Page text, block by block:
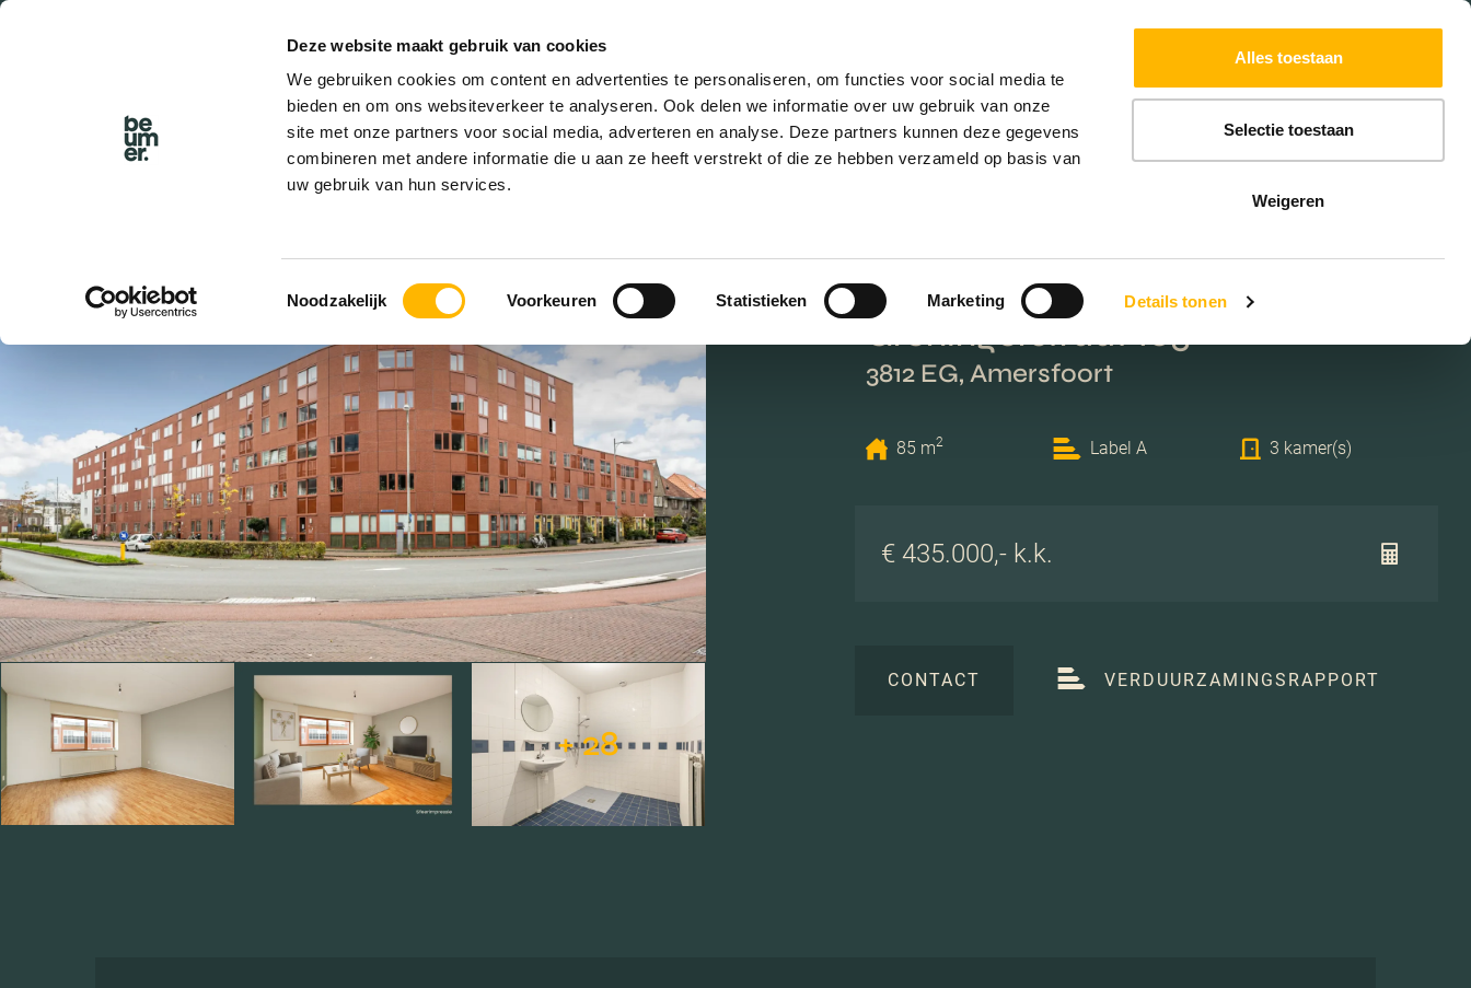
Deze website maakt gebruik van cookies
We gebruiken cookies om content en advertenties te personaliseren, om functies voor social media te
bieden en om ons websiteverkeer te analyseren. Ook delen we informatie over uw gebruik van onze
site met onze partners voor social media, adverteren en analyse. Deze partners kunnen deze gegevens
combineren met andere informatie die u aan ze heeft verstrekt of die ze hebben verzameld op basis van
uw gebruik van hun services.
Toestemmingsselectie
Noodzakelijk Voorkeuren Statistieken Marketing Details tonen
Alles toestaan
Selectie toestaan
Weigeren
EXTRA DIENSTEN
+ 28
Groningerstraat 105
3812 EG, Amersfoort
85 m2 Label A 3 kamer(s)
€ 435.000,- k.k.
CONTACT VERDUURZAMINGSRAPPORT